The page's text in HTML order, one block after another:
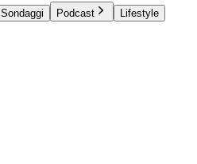
Sondaggi Podcast
Lifestyle